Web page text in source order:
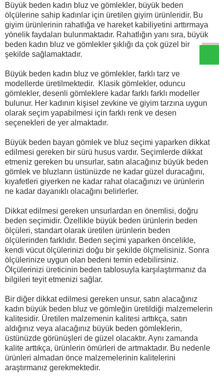
Büyük beden kadın bluz ve gömlekler, büyük beden
ölçülerine sahip kadınlar için üretilen giyim ürünleridir. Bu
giyim ürünlerinin rahatlığa ve hareket kabiliyetini arttırmaya
yönelik faydaları bulunmaktadır. Rahatlığın yanı sıra, büyük
beden kadın bluz ve gömlekler şıklığı da çok güzel bir
şekilde sağlamaktadır.
Büyük beden kadın bluz ve gömlekler, farklı tarz ve
modellerde üretilmektedir. Klasik gömlekler, oduncu
gömlekler, desenli gömleklere kadar farklı farklı modeller
bulunur. Her kadının kişisel zevkine ve giyim tarzına uygun
olarak seçim yapabilmesi için farklı renk ve desen
seçenekleri de yer almaktadır.
Büyük beden bayan gömlek ve bluz seçimi yaparken dikkat
edilmesi gereken bir sürü husus vardır. Seçimlerde dikkat
etmeniz gereken bu unsurlar, satın alacağınız büyük beden
gömlek ve bluzların üstünüzde ne kadar güzel duracağını,
kıyafetleri giyerken ne kadar rahat olacağınızı ve ürünlerin
ne kadar dayanıklı olacağını belirlerler.
Dikkat edilmesi gereken unsurlardan en önemlisi, doğru
beden seçimidir. Özellikle büyük beden ürünlerin beden
ölçüleri, standart olarak üretilen ürünlerin beden
ölçülerinden farklıdır. Beden seçimi yaparken öncelikle,
kendi vücut ölçülerinizi doğu bir şekilde ölçmelisiniz. Sonra
ölçülerinize uygun olan bedeni temin edebilirsiniz.
Ölçülerinizi üreticinin beden tablosuyla karşılaştırmanız da
bilgileri teyit etmenizi sağlar.
Bir diğer dikkat edilmesi gereken unsur, satın alacağınız
kadın büyük beden bluz ve gömleğin üretildiği malzemelerin
kalitesidir. Üretilen malzemenin kalitesi arttıkça, satın
aldığınız veya alacağınız büyük beden gömleklerin,
üstünüzde görünüşleri de güzel olacaktır. Aynı zamanda
kalite arttıkça, ürünlerin ömürleri de artmaktadır. Bu nedenle
ürünleri almadan önce malzemelerinin kalitelerini
araştırmanız gerekmektedir.
W
h
t
s
a
p
p
D
e
s
e
H
a
t
t